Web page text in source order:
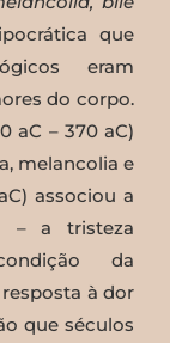
que
eram
do corpo.
aC – 370 aC)
melancolia e
associou a
– a tristeza
da
à dor
que séculos